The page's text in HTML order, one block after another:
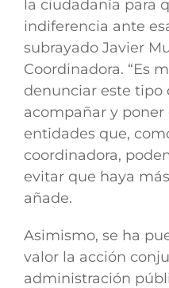
la ciudadanía para
indiferencia ante
subrayado Javier
Coordinadora. “Es
denunciar este tipo
acompañar y
entidades que,
coordinadora,
evitar que haya
añade.
Asimismo, se ha
valor la acción
administración